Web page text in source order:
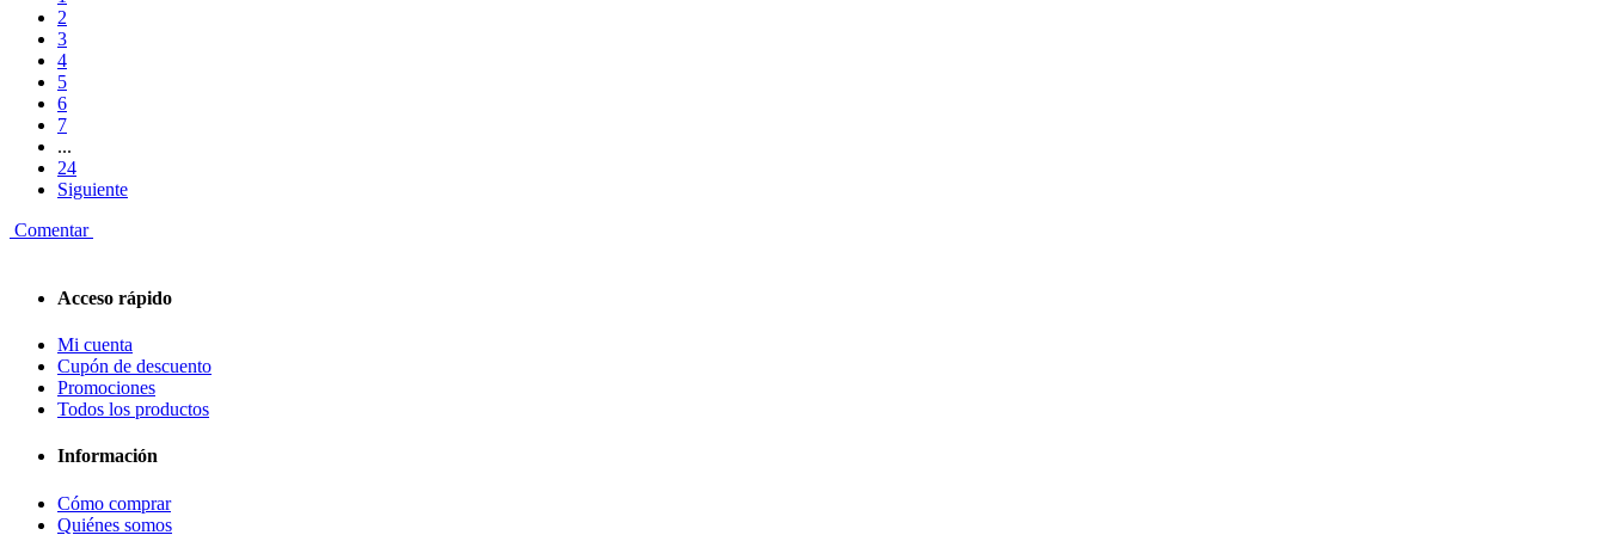
2
3
4
5
6
7
...
24
Siguiente
Comentar
Acceso rápido
Mi cuenta
Cupón de descuento
Promociones
Todos los productos
Información
Cómo comprar
Quiénes somos